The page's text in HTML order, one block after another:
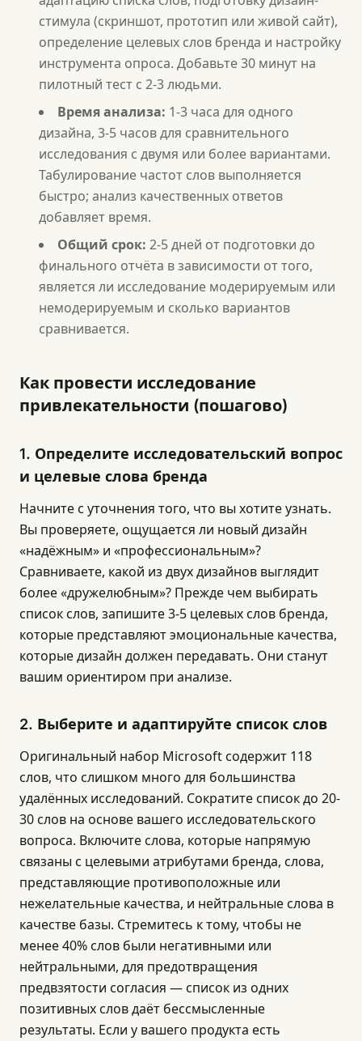
стимула (скриншот, прототип или живой сайт),
определение целевых слов бренда и настройку
инструмента опроса. Добавьте 30 минут на
пилотный тест с 2-3 людьми.
Время анализа: 1-3 часа для одного
дизайна, 3-5 часов для сравнительного
исследования с двумя или более вариантами.
Табулирование частот слов выполняется
быстро; анализ качественных ответов
добавляет время.
Общий срок: 2-5 дней от подготовки до
финального отчёта в зависимости от того,
является ли исследование модерируемым или
немодерируемым и сколько вариантов
сравнивается.
Как провести исследование
привлекательности (пошагово)
1. Определите исследовательский вопрос
и целевые слова бренда
Начните с уточнения того, что вы хотите узнать.
Вы проверяете, ощущается ли новый дизайн
«надёжным» и «профессиональным»?
Сравниваете, какой из двух дизайнов выглядит
более «дружелюбным»? Прежде чем выбирать
список слов, запишите 3-5 целевых слов бренда,
которые представляют эмоциональные качества,
которые дизайн должен передавать. Они станут
вашим ориентиром при анализе.
2. Выберите и адаптируйте список слов
Оригинальный набор Microsoft содержит 118
слов, что слишком много для большинства
удалённых исследований. Сократите список до 20-
30 слов на основе вашего исследовательского
вопроса. Включите слова, которые напрямую
связаны с целевыми атрибутами бренда, слова,
представляющие противоположные или
нежелательные качества, и нейтральные слова в
качестве базы. Стремитесь к тому, чтобы не
менее 40% слов были негативными или
нейтральными, для предотвращения
предвзятости согласия — список из одних
позитивных слов даёт бессмысленные
результаты. Если у вашего продукта есть